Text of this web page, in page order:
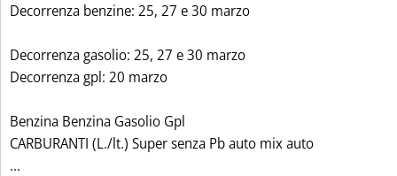
Decorrenza benzine: 25, 27 e 30 marzo
Decorrenza gasolio: 25, 27 e 30 marzo
Decorrenza gpl: 20 marzo
Benzina Benzina Gasolio Gpl
CARBURANTI (L./lt.) Super senza Pb auto mix auto
...